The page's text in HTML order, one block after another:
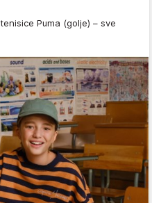
Puma (golje) – sve